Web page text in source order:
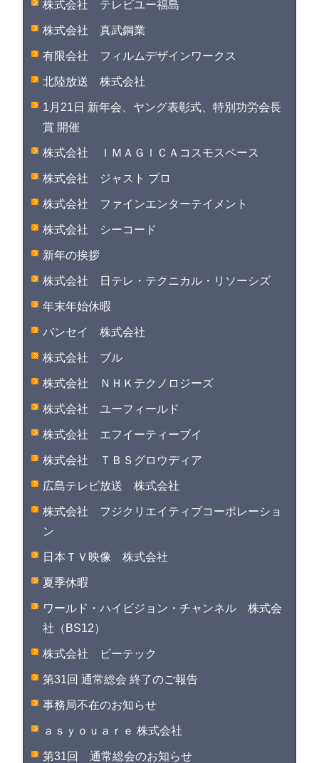
株式会社 テレビユー福島
株式会社 真武鋼業
有限会社 フィルムデザインワークス
北陸放送 株式会社
1月21日 新年会、ヤング表彰式、特別功労会長
賞 開催
株式会社 ＩＭＡＧＩＣＡコスモスペース
株式会社 ジャスト プロ
株式会社 ファインエンターテイメント
株式会社 シーコード
新年の挨拶
株式会社 日テレ・テクニカル・リソーシズ
年末年始休暇
バンセイ 株式会社
株式会社 ブル
株式会社 ＮＨＫテクノロジーズ
株式会社 ユーフィールド
株式会社 エフイーティーブイ
株式会社 ＴＢＳグロウディア
広島テレビ放送 株式会社
株式会社 フジクリエイティブコーポレーショ
ン
日本ＴＶ映像 株式会社
夏季休暇
ワールド・ハイビジョン・チャンネル 株式会
社（BS12）
株式会社 ビーテック
第31回 通常総会 終了のご報告
事務局不在のお知らせ
ａｓｙｏｕａｒｅ 株式会社
第31回 通常総会のお知らせ